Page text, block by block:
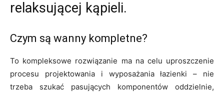
relaksującej kąpieli.
Czym są wanny kompletne?
To kompleksowe rozwiązanie ma na celu uproszczenie
procesu projektowania i wyposażania łazienki – nie
trzeba szukać pasujących komponentów oddzielnie,